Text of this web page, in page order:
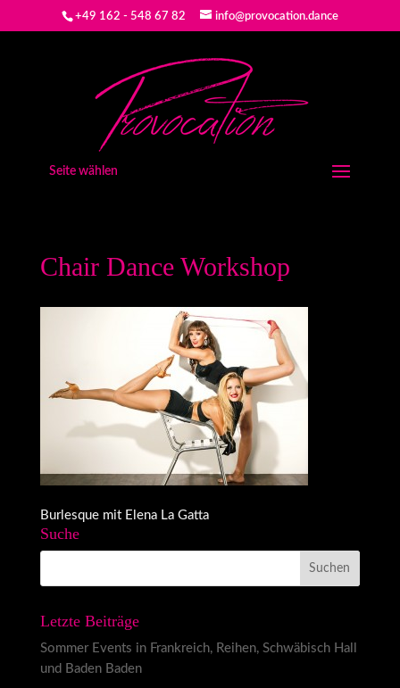
+49 162 - 548 67 82 info@provocation.dance
Seite wählen
Chair Dance Workshop
Burlesque mit Elena La Gatta
Suche
Letzte Beiträge
Sommer Events in Frankreich, Reihen, Schwäbisch Hall
und Baden Baden